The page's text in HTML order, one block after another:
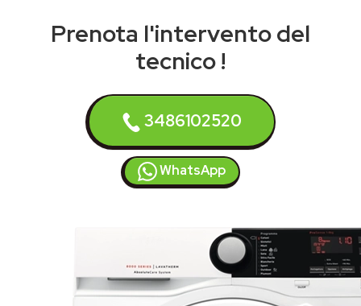
Prenota l'intervento del
tecnico !
3486102520
WhatsApp